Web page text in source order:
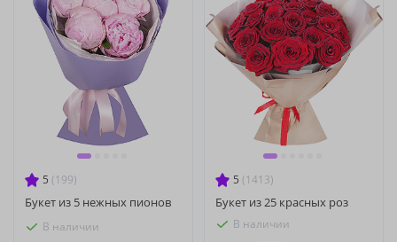
5 (199)
Букет из 5 нежных пионов
В наличии
5 (1413)
Букет из 25 красных роз
В наличии